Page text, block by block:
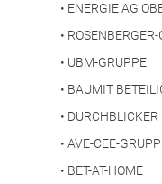
• ENERGIE AG
•
• UBM-GRUPPE
• BAUMIT
• DURCHBLICKER
• AVE-CEE-
• BET-AT-HOME